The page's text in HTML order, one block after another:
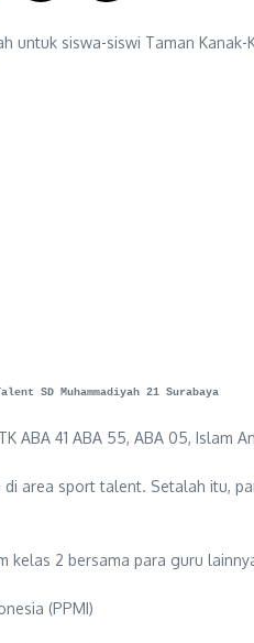
siswa-siswi Taman Kanak-
SD Muhammadiyah 21 Surabaya
41 ABA 55, ABA 05, Islam
area sport talent. Setalah itu,
kelas 2 bersama para guru
(PPMI)